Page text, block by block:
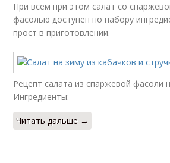
При всем при этом салат со
фасолью доступен по набору
прост в приготовлении.
Рецепт салата из спаржевой фасоли
Ингредиенты:
Читать дальше →